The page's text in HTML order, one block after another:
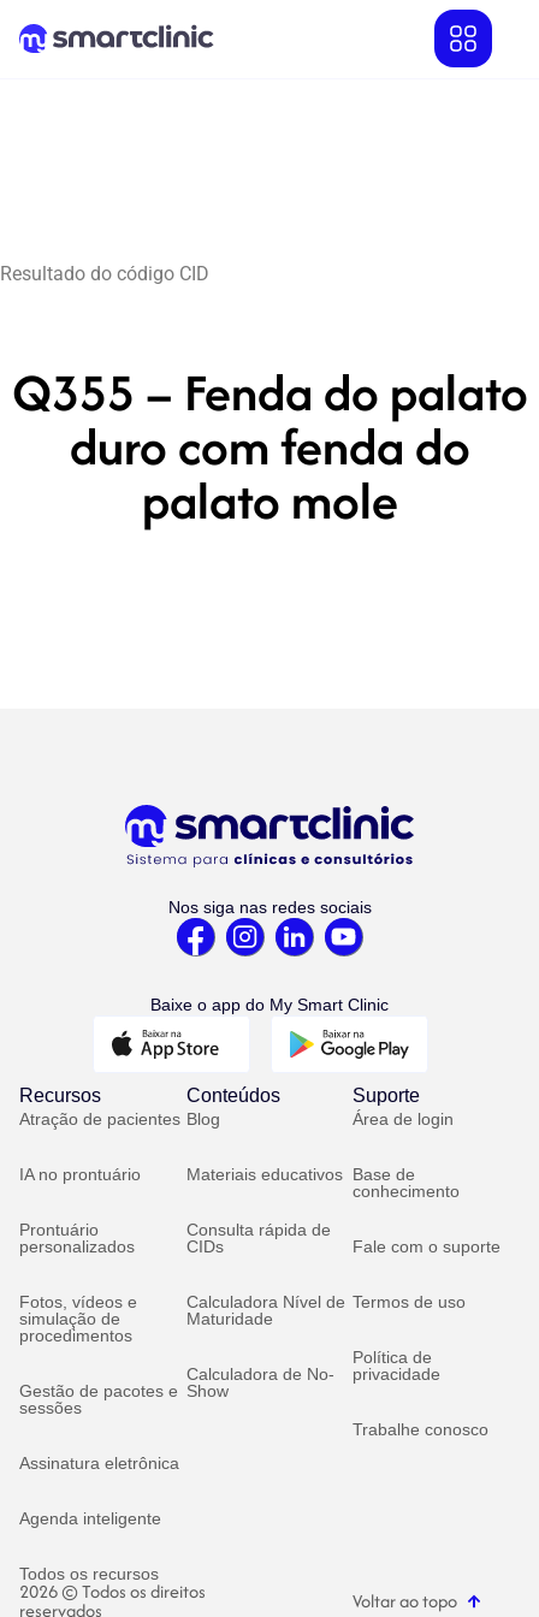
Resultado do código CID
Q355 – Fenda do palato
duro com fenda do
palato mole
Nos siga nas redes sociais
Baixe o app do My Smart Clinic
Recursos
Atração de pacientes
IA no prontuário
Prontuário
personalizados
Fotos, vídeos e
simulação de
procedimentos
Gestão de pacotes e
sessões
Assinatura eletrônica
Agenda inteligente
Todos os recursos
Conteúdos
Blog
Materiais educativos
Consulta rápida de
CIDs
Calculadora Nível de
Maturidade
Calculadora de No-
Show
Suporte
Área de login
Base de
conhecimento
Fale com o suporte
Termos de uso
Política de
privacidade
Trabalhe conosco
2026 © Todos os direitos
reservados Voltar ao topo